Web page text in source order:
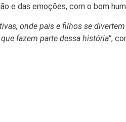
e das emoções, com o bom
onde pais e filhos se
fazem parte dessa história”,